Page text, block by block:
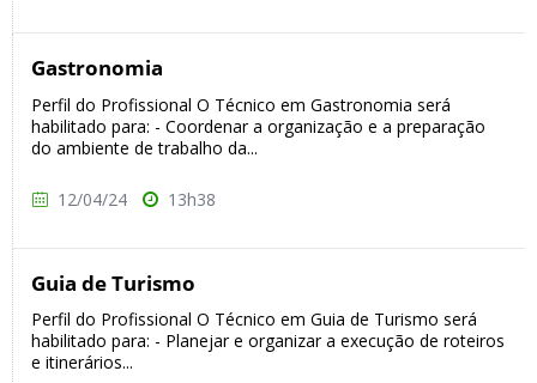
Gastronomia
Perfil do Profissional O Técnico em Gastronomia será
habilitado para: - Coordenar a organização e a preparação
do ambiente de trabalho da...
12/04/24 13h38
Guia de Turismo
Perfil do Profissional O Técnico em Guia de Turismo será
habilitado para: - Planejar e organizar a execução de roteiros
e itinerários...